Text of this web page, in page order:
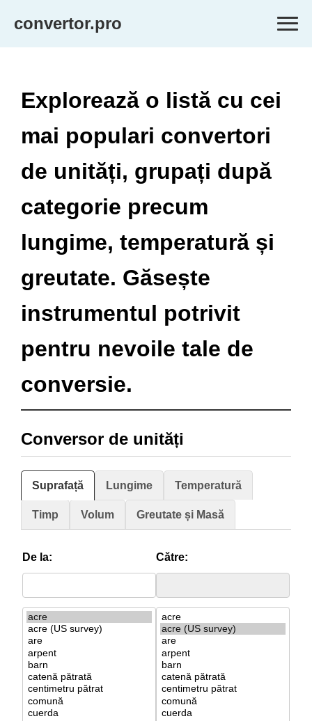
convertor.pro
Explorează o listă cu cei
mai populari convertori
de unități, grupați după
categorie precum
lungime, temperatură și
greutate. Găsește
instrumentul potrivit
pentru nevoile tale de
conversie.
Conversor de unități
Suprafață Lungime Temperatură
Timp Volum Greutate și Masă
De la: Către: